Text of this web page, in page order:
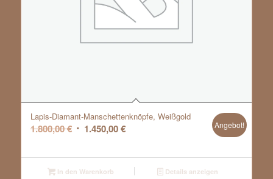
Lapis-Diamant-Manschettenknöpfe, Weißgold
1.800,00€ Ursprünglicher
war:
1.800,00 €
1.450,00€Aktueller
ist:
1.450,00 €.
Angebot!
In den Warenkorb Details anzeigen